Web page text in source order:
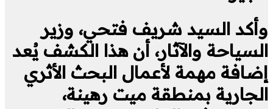
وأكد السيد شريف فتحي، وزير
السياحة والآثار، أن هذا الكشف يُعد
إضافة مهمة لأعمال البحث الأثري
الجارية بمنطقة ميت رهينة،